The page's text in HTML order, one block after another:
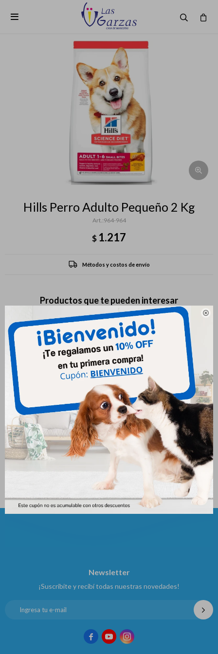


Hills Perro Adulto Pequeño 2 Kg
964-964
$ 1.217
Métodos y costos de envío
Productos que te pueden interesar
Biofresh Gatos Cachorros X
1.5 Kg
Royal Canin Mini Cachorro 1
Kg
1.133
Newsletter
¡Suscribite y recibí todas nuestras novedades!
  